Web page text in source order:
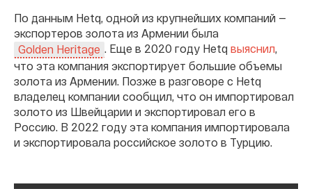
По данным Hetq, одной из крупнейших компаний —
экспортеров золота из Армении была
Golden Heritage . Еще в 2020 году Hetq выяснил,
что эта компания экспортирует большие объемы
золота из Армении. Позже в разговоре с Hetq
владелец компании сообщил, что он импортировал
золото из Швейцарии и экспортировал его в
Россию. В 2022 году эта компания импортировала
и экспортировала российское золото в Турцию.